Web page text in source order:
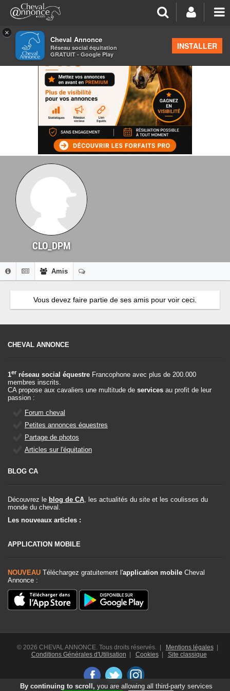
×
Cheval Annonce
Réseau social équitation
GRATUIT - Google Play
INSTALLER
CLO_DPM
Amis
Vous devez faire partie de ses amis pour voir ceci.
CHEVAL ANNONCE
1er réseau social équestre Francophone avec plus de 200.000
membres inscrits.
CA propose aux cavaliers une multitude de services au profit de leur
passion :
Forum cheval
Petites annonces équestres
Partage de photos
Articles sur l'équitation
BLOG CA
Découvrez le blog de CA, les actualités du site et les coulisses du
monde du cheval.
Les nouveaux articles :
APPLICATION MOBILE
NOUVEAU Téléchargez gratuitement l'application mobile Cheval
Annonce :
© 2026 CHEVAL ANNONCE. Tous droits réservés. | Mentions légales|
Conditions Générales d'Utilisation
Cookies| Site classique
By continuing to scroll, you are allowing all third-party services